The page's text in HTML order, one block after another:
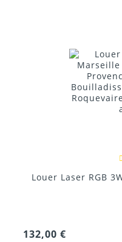
Louer Laser RGB
132,00 €